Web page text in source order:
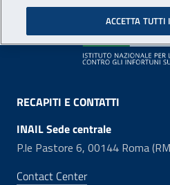
Footer
RECAPITI E CONTATTI
INAIL Sede centrale
P.le Pastore 6, 00144 Roma
Contact Center
ACCETTA TUTTI